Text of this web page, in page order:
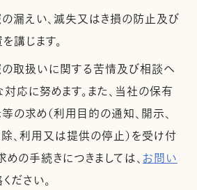
漏えい、滅失又はき損の防止及び
講じます。
取扱いに関する苦情及び相談へ
応に努めます。また、当社の保有
の求め（利用目的の通知、開示、
、利用又は提供の停止）を受け付
めの手続きにつきましては、お問い
ださい。